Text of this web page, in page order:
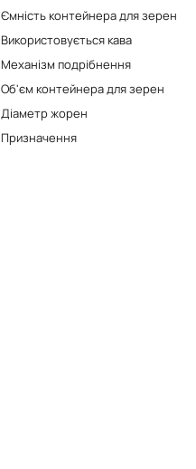
Ємність контейнера для зерен
Використовується кава
Механізм подрібнення
Об'єм контейнера для зерен
Діаметр жорен
Призначення